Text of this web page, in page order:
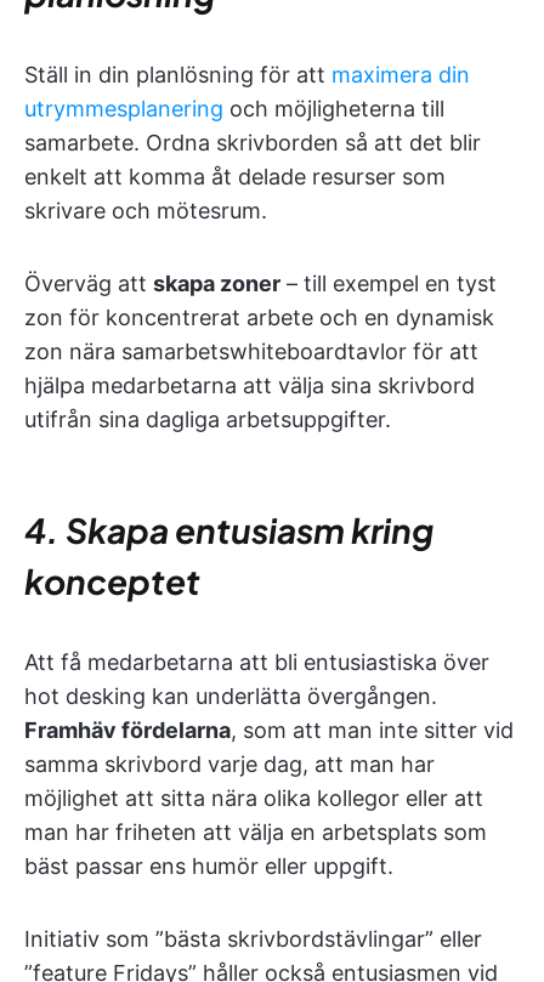
Ställ in din planlösning för att maximera din
utrymmesplanering och möjligheterna till
samarbete. Ordna skrivborden så att det blir
enkelt att komma åt delade resurser som
skrivare och mötesrum.
Överväg att skapa zoner – till exempel en tyst
zon för koncentrerat arbete och en dynamisk
zon nära samarbetswhiteboardtavlor för att
hjälpa medarbetarna att välja sina skrivbord
utifrån sina dagliga arbetsuppgifter.
4. Skapa entusiasm kring
konceptet
Att få medarbetarna att bli entusiastiska över
hot desking kan underlätta övergången.
Framhäv fördelarna, som att man inte sitter vid
samma skrivbord varje dag, att man har
möjlighet att sitta nära olika kollegor eller att
man har friheten att välja en arbetsplats som
bäst passar ens humör eller uppgift.
Initiativ som ”bästa skrivbordstävlingar” eller
”feature Fridays” håller också entusiasmen vid